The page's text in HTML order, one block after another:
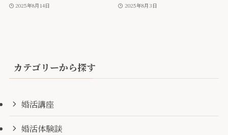
2025年8月14日 2025年8月3日
カテゴリーから探す
婚活講座
婚活体験談